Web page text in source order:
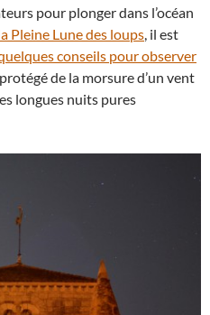
pour plonger dans l’océan
Pleine Lune des loups, il est
conseils pour observer
de la morsure d’un vent
longues nuits pures